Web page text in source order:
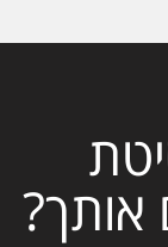
אותך?